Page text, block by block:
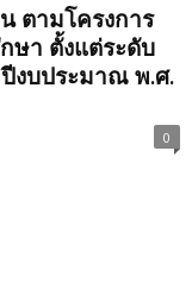
ตามโครงการ
ษา ตั้งแต่ระดับ
งบประมาณ พ.ศ.
0